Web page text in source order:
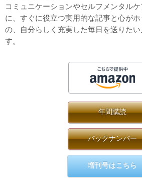
コミュニケーションやセルフメンタル
に、すぐに役立つ実用的な記事と心が
の、自分らしく充実した毎日を送りた
す。
年間購読
バックナンバー
増刊号はこちら